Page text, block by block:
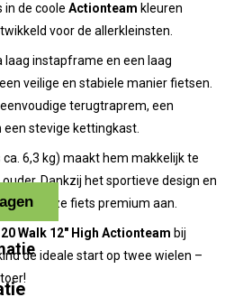
in de coole Actionteam kleuren
voor de allerkleinsten.
laag instapframe en een laag
veilige en stabiele manier fietsen.
terugtraprem, een
een stevige kettingkast.
6,3 kg) maakt hem makkelijk te
Dankzij het sportieve design en
voelt deze fiets premium aan.
Walk 12" High Actionteam bij
de ideale start op twee wielen –